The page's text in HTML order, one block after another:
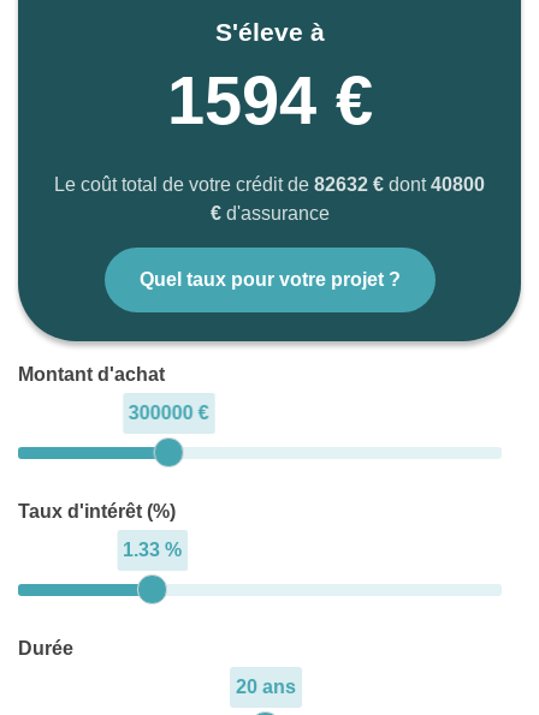
S'éleve à
1594 €
Le coût total de votre crédit de 82632 € dont40800
€d'assurance
Quel taux pour votre projet ?
Montant d'achat
300000 €
Taux d'intérêt (%)
1.33 %
Durée
20 ans